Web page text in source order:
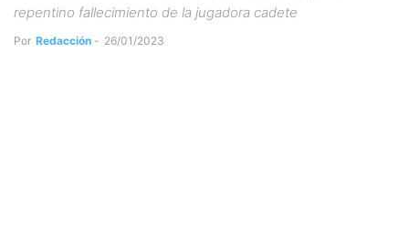
repentino fallecimiento de la jugadora cadete
Por Redacción - 26/01/2023